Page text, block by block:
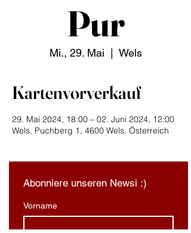
Pur
Mi., 29. Mai Wels
Kartenvorverkauf
29. Mai 2024, 18:00 – 02. Juni 2024, 12:00
Wels, Puchberg 1, 4600 Wels, Österreich
Abonniere unseren Newsi :)
Vorname